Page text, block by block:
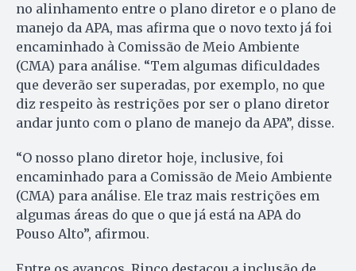
no alinhamento entre o plano diretor e o plano de
manejo da APA, mas afirma que o novo texto já foi
encaminhado à Comissão de Meio Ambiente
(CMA) para análise. “Tem algumas dificuldades
que deverão ser superadas, por exemplo, no que
diz respeito às restrições por ser o plano diretor
andar junto com o plano de manejo da APA”, disse.
“O nosso plano diretor hoje, inclusive, foi
encaminhado para a Comissão de Meio Ambiente
(CMA) para análise. Ele traz mais restrições em
algumas áreas do que o que já está na APA do
Pouso Alto”, afirmou.